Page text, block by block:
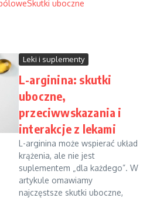
Skutki uboczne
Leki i suplementy
L-arginina: skutki
uboczne,
przeciwwskazania i
interakcje z lekami
L-arginina może wspierać układ
krążenia, ale nie jest
suplementem „dla każdego”. W
artykule omawiamy
najczęstsze skutki uboczne,